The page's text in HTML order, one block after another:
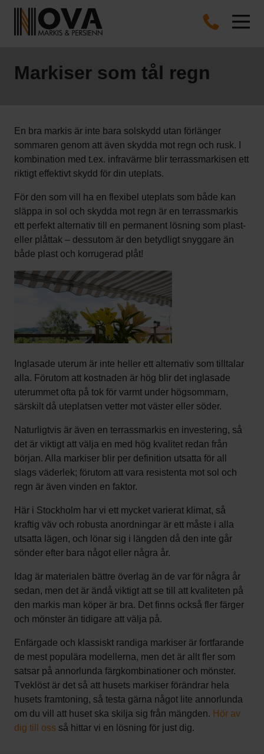
Markiser som tål regn
En bra markis är inte bara solskydd utan förlänger
sommaren genom att även skydda mot regn och rusk. I
kombination med t.ex. infravärme blir terrassmarkisen ett
riktigt effektivt skydd för din uteplats.
För den som vill ha en flexibel uteplats som både kan
släppa in sol och skydda mot regn är en terrassmarkis
ett perfekt alternativ till en permanent lösning som plast-
eller plåttak – dessutom är den betydligt snyggare än
både plast och korrugerad plåt!
Inglasade uterum är inte heller ett alternativ som tilltalar
alla. Förutom att kostnaden är hög blir det inglasade
uterummet ofta på tok för varmt under högsommarn,
särskilt då uteplatsen vetter mot väster eller söder.
Naturligtvis är även en terrassmarkis en investering, så
det är viktigt att välja en med hög kvalitet redan från
början. Alla markiser blir per definition utsatta för all
slags väderlek; förutom att vara resistenta mot sol och
regn är även vinden en faktor.
Här i Stockholm har vi ett mycket varierat klimat, så
kraftig väv och robusta anordningar är ett måste i alla
utsatta lägen, och lönar sig i längden då den inte går
sönder efter bara något eller några år.
Idag är materialen bättre överlag än de var för några år
sedan, men det är ändå viktigt att se till att kvaliteten på
den markis man köper är bra. Det finns också fler färger
och mönster än tidigare att välja på.
Enfärgade och klassiskt randiga markiser är fortfarande
de mest populära modellerna, men det är allt fler som
satsar på annorlunda färgkombinationer och mönster.
Tveklöst är det så att husets markiser förändrar hela
husets framtoning, så testa gärna något lite annorlunda
om du vill att huset ska skilja sig från mängden. Hör av
dig till oss så hittar vi en lösning för just dig.